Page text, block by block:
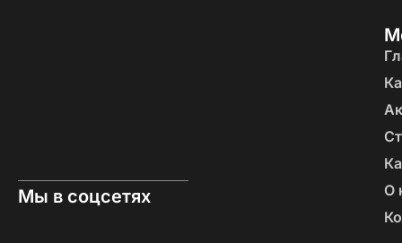
Мы в соцсетях
О